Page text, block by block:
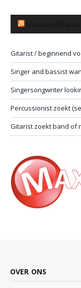
Gitarist / beginnend
Singer and bassist
Singersongwriter
Percussionist zoekt
Gitarist zoekt band of
OVER ONS